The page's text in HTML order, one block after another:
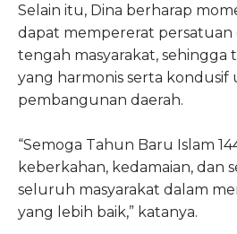
Selain itu, Dina berharap
dapat mempererat persatuan
tengah masyarakat,
yang harmonis serta
pembangunan daerah.
“Semoga Tahun Baru Islam
keberkahan, kedamaian, dan
seluruh masyarakat dalam
yang lebih baik,” katanya.